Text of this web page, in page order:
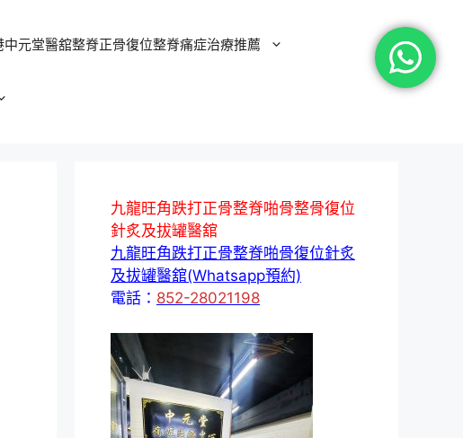
元堂醫舘整脊正骨復位整脊痛症治療推薦
九龍旺角跌打正骨整脊啪骨整骨復位
針炙及拔罐醫舘
九龍旺角跌打正骨整脊啪骨復位針炙
及拔罐醫舘(Whatsapp預約)
電話： 852-28021198